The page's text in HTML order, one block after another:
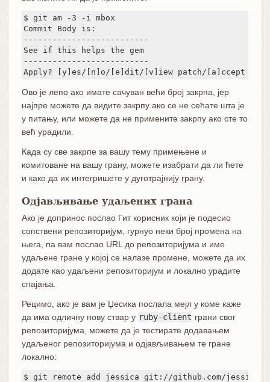
$ git am -3 -i mbox
Commit Body is:
--------------------------
See if this helps the gem
--------------------------
Apply? [y]es/[n]o/[e]dit/[v]iew patch/[a]ccept all
Ово је лепо ако имате сачуван већи број закрпа, јер
најпре можете да видите закрпу ако се не сећате шта је
у питању, или можете да не примените закрпу ако сте то
већ урадили.
Када су све закрпе за вашу тему примењене и
комитоване на вашу грану, можете изабрати да ли ћете
и како да их интегришете у дуготрајнију грану.
Одјављивање удаљених грана
Ако је допринос послао Гит корисник који је подесио
сопствени репозиторијум, гурнуо неки број промена на
њега, па вам послао URL до репозиторијума и име
удаљене гране у којој се налазе промене, можете да их
додате као удаљени репозиторијум и локално урадите
спајања.
Рецимо, ако је вам је Џесика послала мејл у коме каже
да има одличну нову ствар у ruby-client грани свог
репозиторијума, можете да је тестирате додавањем
удаљеног репозиторијума и одјављивањем те гране
локално:
$ git remote add jessica git://github.com/jessica/